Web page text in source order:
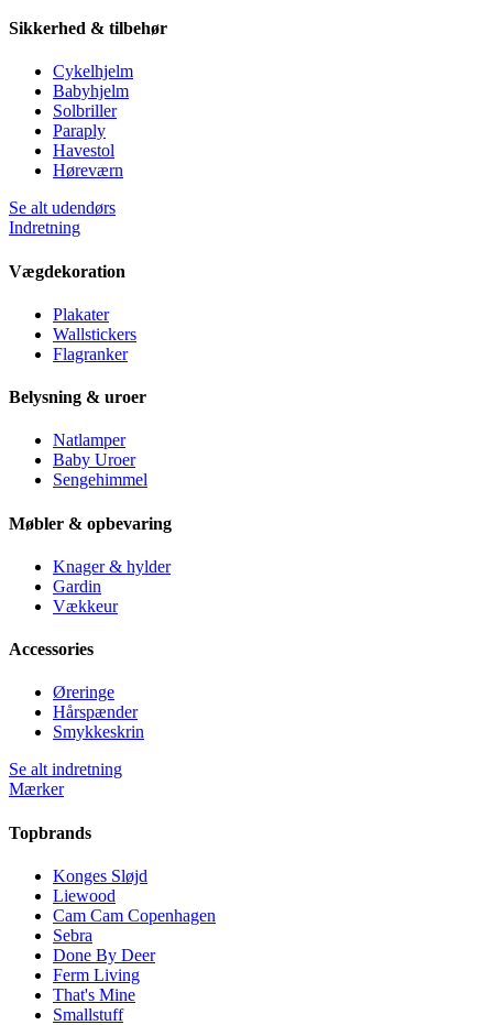
Sikkerhed & tilbehør
Cykelhjelm
Babyhjelm
Solbriller
Paraply
Havestol
Høreværn
Se alt udendørs
Indretning
Vægdekoration
Plakater
Wallstickers
Flagranker
Belysning & uroer
Natlamper
Baby Uroer
Sengehimmel
Møbler & opbevaring
Knager & hylder
Gardin
Vækkeur
Accessories
Øreringe
Hårspænder
Smykkeskrin
Se alt indretning
Mærker
Topbrands
Konges Sløjd
Liewood
Cam Cam Copenhagen
Sebra
Done By Deer
Ferm Living
That's Mine
Smallstuff